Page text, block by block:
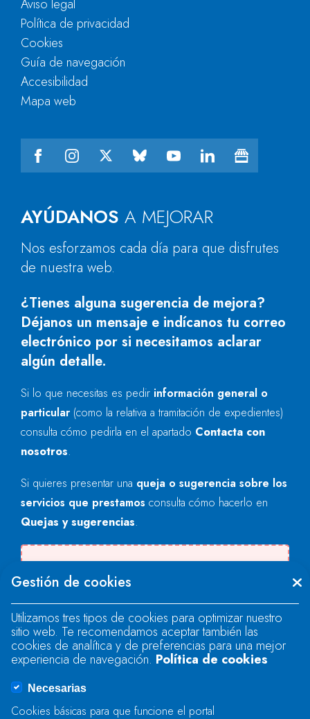
AYÚDANOS A MEJORAR
Nos esforzamos cada día para que disfrutes
de nuestra web.
¿Tienes alguna sugerencia de mejora?
Déjanos un mensaje e indícanos tu correo
electrónico por si necesitamos aclarar
algún detalle.
Si lo que necesitas es pedir información general o
particular (como la relativa a tramitación de expedientes)
consulta cómo pedirla en el apartado Contacta con
nosotros.
Si quieres presentar una queja o sugerencia sobre los
servicios que prestamos consulta cómo hacerlo en
Quejas y sugerencias.
"text".
Se produjo un error al cargar el campo
"text".
Se produjo un error al cargar el campo
Aviso legal
Política de privacidad
Cookies
Guía de navegación
Accesibilidad
Mapa web
Gestión de cookies
Utilizamos tres tipos de cookies para optimizar nuestro
sitio web. Te recomendamos aceptar también las
cookies de analítica y de preferencias para una mejor
experiencia de navegación. Política de cookies
Necesarias
Cookies básicas para que funcione el portal